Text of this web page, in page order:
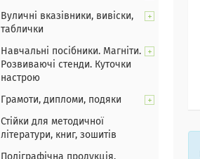
Вуличні вказівники, вивіски,
таблички
Навчальні посібники. Магніти.
Розвиваючі стенди. Куточки
настрою
Грамоти, дипломи, подяки
Стійки для методичної
літератури, книг, зошитів
Поліграфічна продукція.